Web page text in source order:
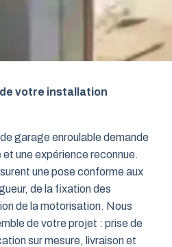
votre installation
de garage enroulable demande
une expérience reconnue.
une pose conforme aux
de la fixation des
de la motorisation. Nous
de votre projet : prise de
sur mesure, livraison et